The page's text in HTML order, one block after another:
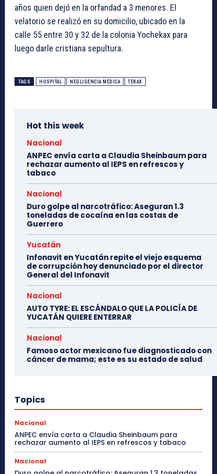
años quien dejó en la orfandad a 3 menores. El
velatorio se realizó en su domicilio, ubicado en la
calle 55 entre 30 y 32 de la colonia Yochekax para
luego darle cristiana sepultura.
TAGS HOSPITAL NEGLIGENCIA MÉDICA TEKAX
Hot this week
Nacional
ANPEC envía carta a Claudia Sheinbaum para
rechazar aumento al IEPS en refrescos y
tabaco
Nacional
Duro golpe al narcotráfico: Aseguran 1.3
toneladas de cocaína en las costas de
Guerrero
Yucatán
Infonavit en Yucatán repite el viejo esquema
de corrupción hoy denunciado por el director
General del Infonavit
Nacional
AUTO TYRE: EL ESCÁNDALO QUE LA POLICÍA DE
YUCATÁN QUIERE ENTERRAR
Nacional
Famoso actor mexicano fue diagnosticado con
cáncer de mama; este es su estado de salud
Topics
Nacional
ANPEC envía carta a Claudia Sheinbaum para
rechazar aumento al IEPS en refrescos y tabaco
Nacional